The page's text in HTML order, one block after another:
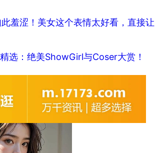
羞涩！美女这个表情太好看，直接让
选：绝美ShowGirl与Coser大赏！